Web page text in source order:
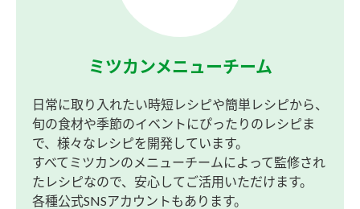
ミツカンメニューチーム
日常に取り入れたい時短レシピや簡単レシピから、
旬の食材や季節のイベントにぴったりのレシピま
で、様々なレシピを開発しています。
すべてミツカンのメニューチームによって監修され
たレシピなので、安心してご活用いただけます。
各種公式SNSアカウントもあります。